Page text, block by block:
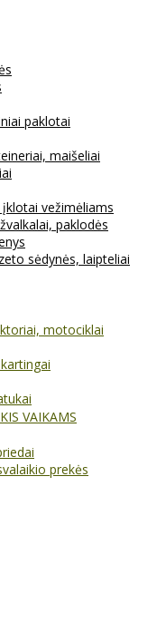
paklotai
maišeliai
vežimėliams
paklodės
sėdynės, laipteliai
motociklai
VAIKAMS
prekės